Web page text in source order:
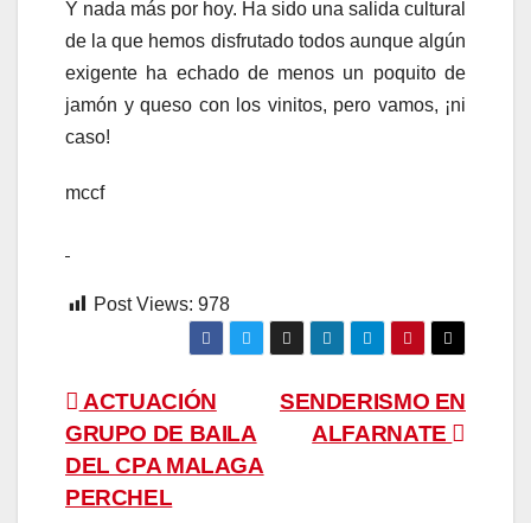
Y nada más por hoy. Ha sido una salida cultural
de la que hemos disfrutado todos aunque algún
exigente ha echado de menos un poquito de
jamón y queso con los vinitos, pero vamos, ¡ni
caso!
mccf
Post Views: 978
Navegación
de
entradas
SENDERISMO EN
ALFARNATE
ACTUACIÓN
GRUPO DE BAILA
DEL CPA MALAGA
PERCHEL